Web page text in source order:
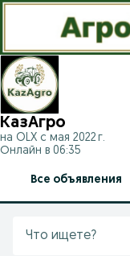
КазАгро
на OLX с мая 2022 г.
Онлайн в 06:35
Все объявления